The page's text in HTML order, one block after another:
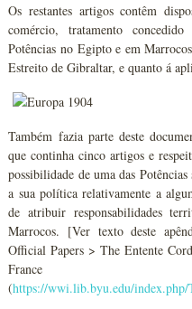
Os restantes artigos contêm
comércio, tratamento
Potências no Egipto e em
Estreito de Gibraltar, e quanto á
Também fazia parte deste
que continha cinco artigos e
possibilidade de uma das
a sua política relativamente a
de atribuir responsabilidades
Marrocos. [Ver texto deste
Official Papers > The Entente
France
(https://wwi.lib.byu.edu/index.php/